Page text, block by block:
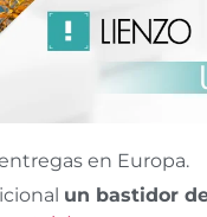
en Europa.
un bastidor